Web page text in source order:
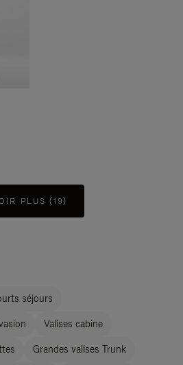
PLUS (19)
séjours
Valises cabine
Grandes valises Trunk